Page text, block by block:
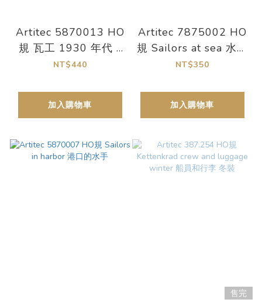
Artitec 5870013 HO
規 瓦工 1930 年代 -
1990 年代
NT$440
加入購物車
Artitec 7875002 HO
規 Sailors at sea 水手
未上色
NT$350
加入購物車
售完